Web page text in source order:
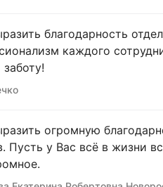
благодарность
каждого
огромную
Пусть у Вас всё в жизни